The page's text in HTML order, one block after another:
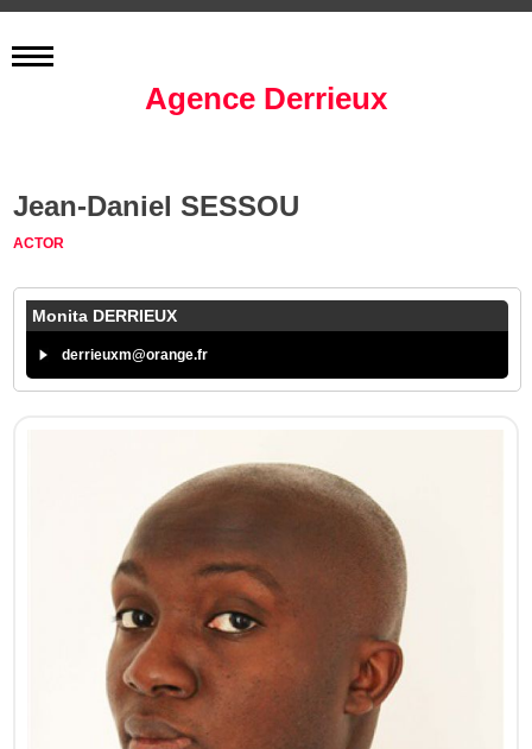
Agence Derrieux
Jean-Daniel SESSOU
ACTOR
Monita DERRIEUX
derrieuxm@orange.fr